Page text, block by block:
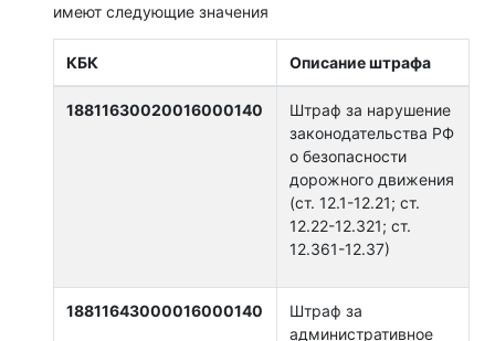
имеют следующие значения
КБК Описание штрафа
18811630020016000140
Штраф за нарушение
законодательства РФ
о безопасности
дорожного движения
(ст. 12.1-12.21; ст.
12.22-12.321; ст.
12.361-12.37)
18811643000016000140
Штраф за
административное